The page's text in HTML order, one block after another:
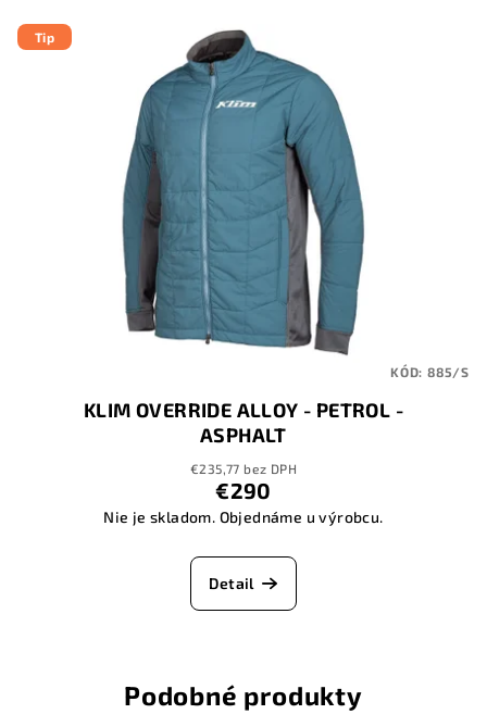
Tip
KLIM OVERRIDE ALLOY - PETROL -
ASPHALT
€235,77 bez DPH
€290
Nie je skladom. Objednáme u výrobcu.
Detail
KÓD: 885/S
Podobné produkty